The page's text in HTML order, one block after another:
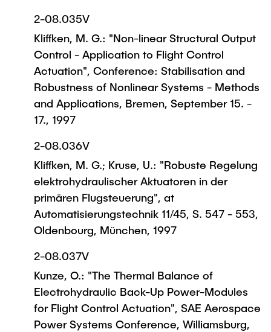
2-08.035V
Kliffken, M. G.: "Non-linear Structural Output
Control - Application to Flight Control
Actuation", Conference: Stabilisation and
Robustness of Nonlinear Systems - Methods
and Applications, Bremen, September 15. -
17., 1997
2-08.036V
Kliffken, M. G.; Kruse, U.: "Robuste Regelung
elektrohydraulischer Aktuatoren in der
primären Flugsteuerung", at
Automatisierungstechnik 11/45, S. 547 - 553,
Oldenbourg, München, 1997
2-08.037V
Kunze, O.: "The Thermal Balance of
Electrohydraulic Back-Up Power-Modules
for Flight Control Actuation", SAE Aerospace
Power Systems Conference, Williamsburg,